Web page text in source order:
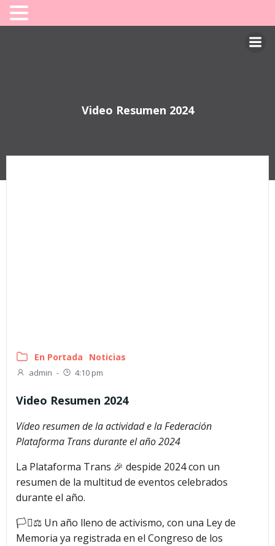
Video Resumen 2024
En Portada Noticias
admin - 4:10 pm
Video Resumen 2024
Vídeo resumen de la actividad e la Federación
Plataforma Trans durante el año 2024
La Plataforma Trans 🎉 despide 2024 con un
resumen de la multitud de eventos celebrados
durante el año.
🏳️‍⚧️⚖️ Un año lleno de activismo, con una Ley de
Memoria ya registrada en el Congreso de los